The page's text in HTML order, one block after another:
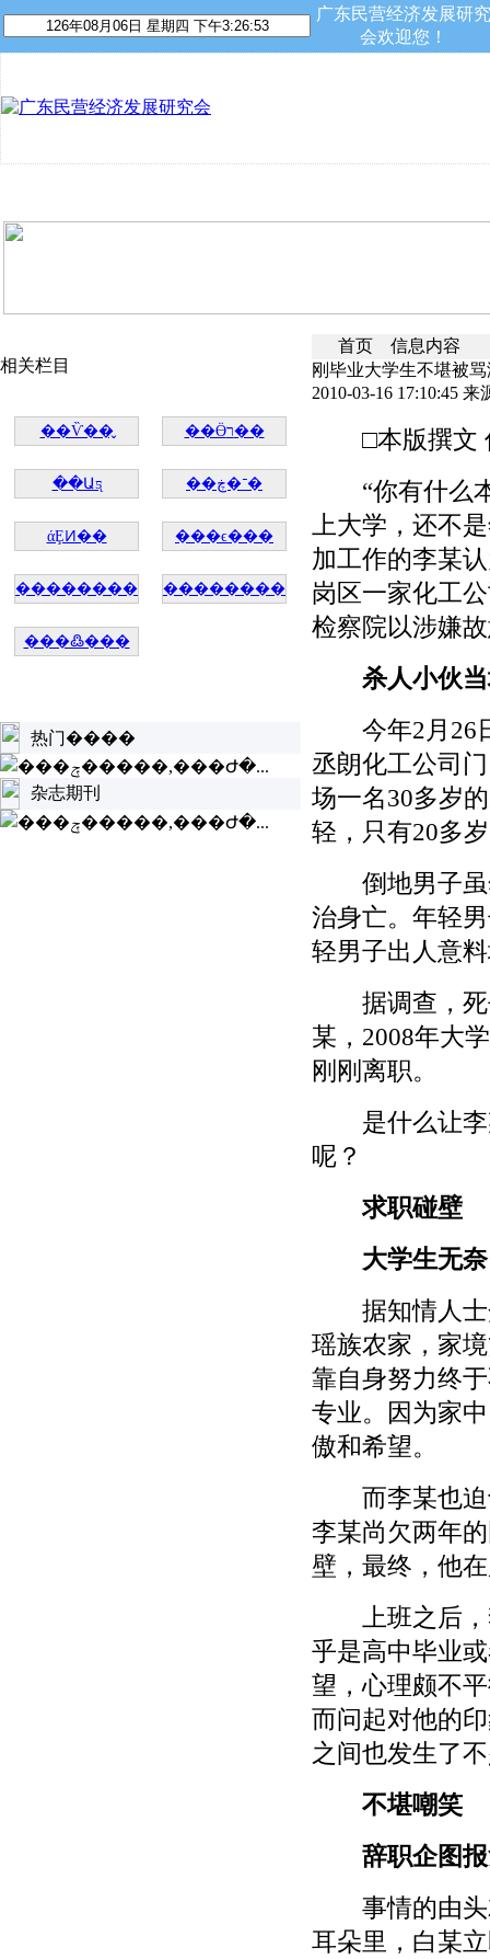
广东民营经济发展研究
会欢迎您！
相关栏目
��Ѷ��̬ ��Ӫר��
��Աƽ̨ ��־�ڿ�
άȨͶ�� ���ϵ���
�������� ��������
���߷���
热门����
杂志期刊
首页
信息内容
刚毕业大学生不堪被
2010-03-16 17:10:45 来
□本版撰文 信
“你有什么本
上大学，还不
加工作的李某
岗区一家化工
检察院以涉嫌
杀人小伙当
今年2月26日
丞朗化工公司
场一名30多岁
轻，只有20多
倒地男子虽
治身亡。年轻
轻男子出人意
据调查，死
某，2008年大
刚刚离职。
是什么让李
呢？
求职碰壁
大学生无奈
据知情人士
瑶族农家，家
靠自身努力终
专业。因为家
傲和希望。
而李某也迫
李某尚欠两年
壁，最终，他
上班之后，
乎是高中毕业
望，心理颇不
而问起对他的
之间也发生了
不堪嘲笑
辞职企图报
事情的由头
耳朵里，白某